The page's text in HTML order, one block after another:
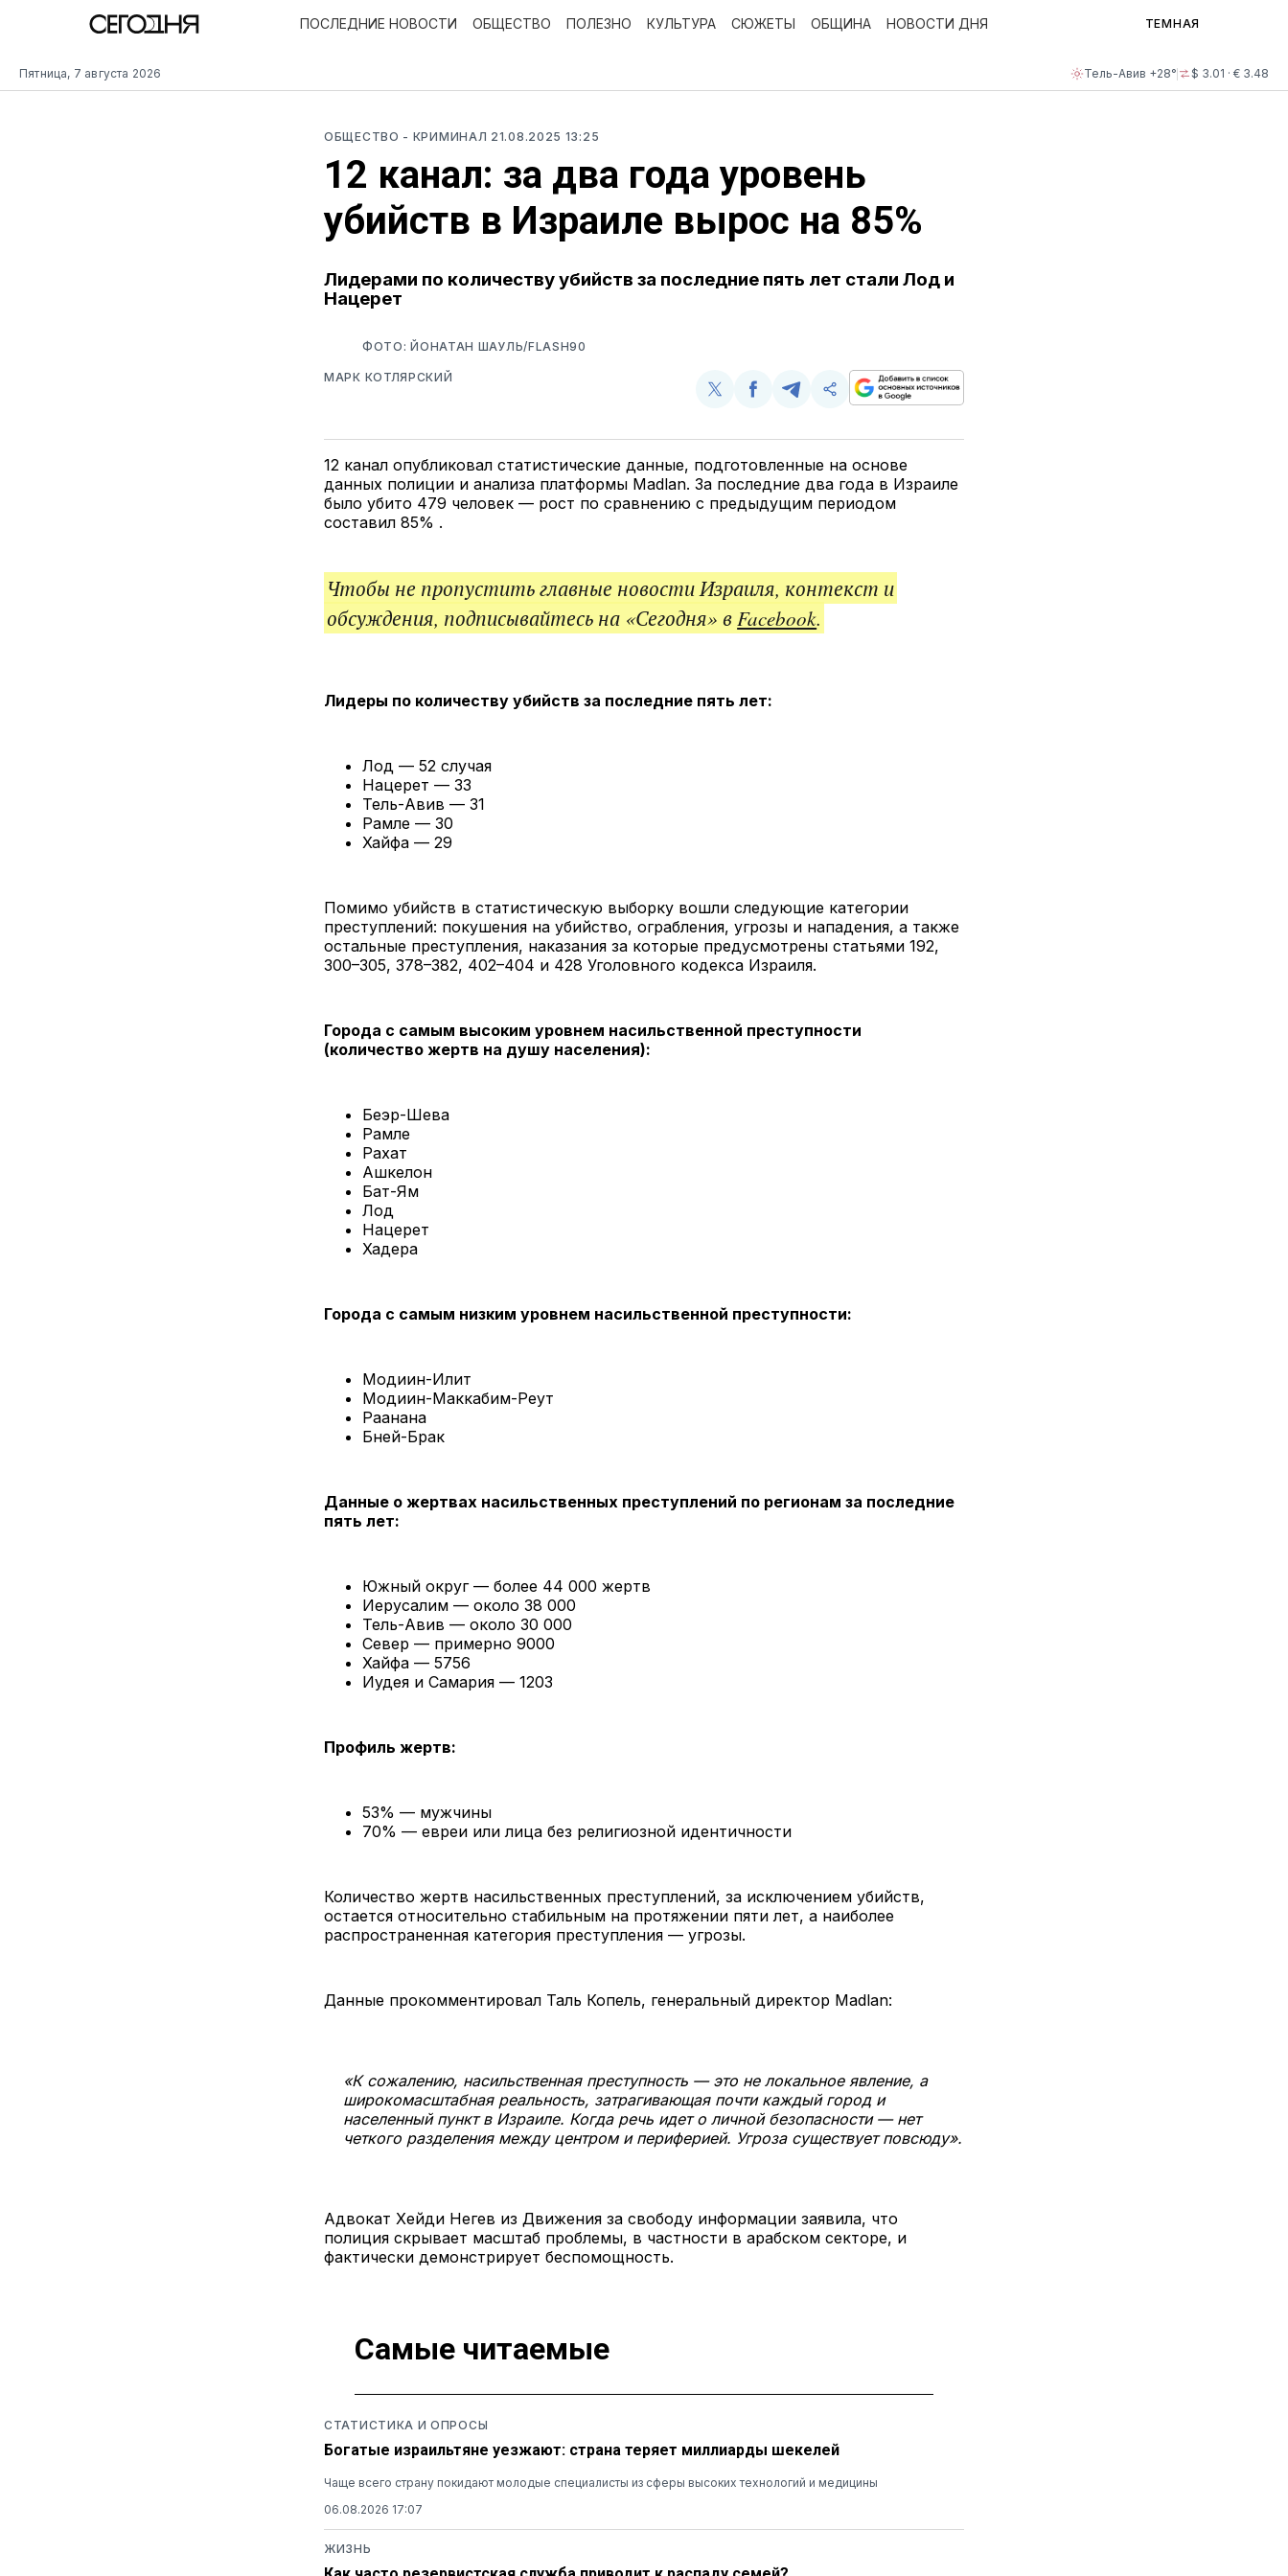
Пятница, 7 августа 2026 Тель-Авив +28° $ 3.01 · € 3.48
ПОСЛЕДНИЕ НОВОСТИ ОБЩЕСТВО ПОЛЕЗНО КУЛЬТУРА СЮЖЕТЫ ОБЩИНА НОВОСТИ ДНЯ ТЕМНАЯ
ОБЩЕСТВО - КРИМИНАЛ 21.08.2025 13:25
12 канал: за два года уровень
убийств в Израиле вырос на 85%
Лидерами по количеству убийств за последние пять лет стали Лод и
Нацерет
ФОТО: ЙОНАТАН ШАУЛЬ/FLASH90
МАРК КОТЛЯРСКИЙ
Поделиться
Twitter
Поделиться
Facebook
Поделиться
Telegram
Скопируйте
поделитесь
12 канал опубликовал статистические данные, подготовленные на основе
данных полиции и анализа платформы Madlan. За последние два года в Израиле
было убито 479 человек — рост по сравнению с предыдущим периодом
составил 85% .
Чтобы не пропустить главные новости Израиля, контекст и
обсуждения, подписывайтесь на «Сегодня» вFacebook.
Лидеры по количеству убийств за последние пять лет:
Лод — 52 случая
Нацерет — 33
Тель-Авив — 31
Рамле — 30
Хайфа — 29
Помимо убийств в статистическую выборку вошли следующие категории
преступлений: покушения на убийство, ограбления, угрозы и нападения, а также
остальные преступления, наказания за которые предусмотрены статьями 192,
300–305, 378–382, 402–404 и 428 Уголовного кодекса Израиля.
Города с самым высоким уровнем насильственной преступности
(количество жертв на душу населения):
Беэр-Шева
Рамле
Рахат
Ашкелон
Бат-Ям
Лод
Нацерет
Хадера
Города с самым низким уровнем насильственной преступности:
Модиин-Илит
Модиин-Маккабим-Реут
Раанана
Бней-Брак
Данные о жертвах насильственных преступлений по регионам за последние
пять лет:
Южный округ — более 44 000 жертв
Иерусалим — около 38 000
Тель-Авив — около 30 000
Север — примерно 9000
Хайфа — 5756
Иудея и Самария — 1203
Профиль жертв:
53% — мужчины
70% — евреи или лица без религиозной идентичности
Количество жертв насильственных преступлений, за исключением убийств,
остается относительно стабильным на протяжении пяти лет, а наиболее
распространенная категория преступления — угрозы.
Данные прокомментировал Таль Копель, генеральный директор Madlan:
«К сожалению, насильственная преступность — это не локальное явление, а
широкомасштабная реальность, затрагивающая почти каждый город и
населенный пункт в Израиле. Когда речь идет о личной безопасности — нет
четкого разделения между центром и периферией. Угроза существует повсюду».
Адвокат Хейди Негев из Движения за свободу информации заявила, что
полиция скрывает масштаб проблемы, в частности в арабском секторе, и
фактически демонстрирует беспомощность.
Самые читаемые
СТАТИСТИКА И ОПРОСЫ
Богатые израильтяне уезжают: страна теряет миллиарды шекелей
Чаще всего страну покидают молодые специалисты из сферы высоких технологий и медицины
06.08.2026 17:07
ЖИЗНЬ